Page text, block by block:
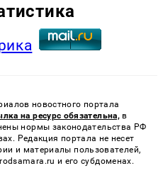
новостного портала
на ресурс обязательна, в
нормы законодательства РФ
Редакция портала не несет
и материалы пользователей,
и его субдоменах.